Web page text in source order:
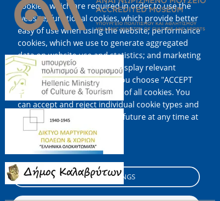
cookies, which are required in order to use the
website; functional cookies, which provide better
easy of use when using the website; performance
cookies, which we use to generate aggregated
data on website use and statistics; and marketing
cookies, which are used to display relevant
content and advertising. If you choose "ACCEPT
ALL", you consent to the use of all cookies. You
can accept and reject individual cookie types and
revoke your consent for the future at any time at
"Settings".
Cookie documentation
COOKIE SETTINGS
Image
Image
Image